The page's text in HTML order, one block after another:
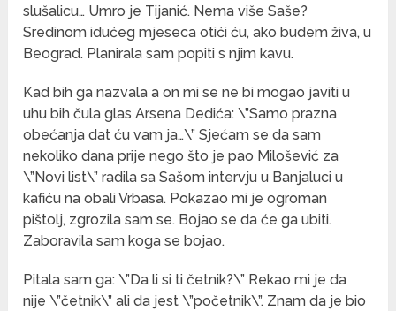
slušalicu… Umro je Tijanić. Nema više Saše?
Sredinom idućeg mjeseca otići ću, ako budem živa, u
Beograd. Planirala sam popiti s njim kavu.
Kad bih ga nazvala a on mi se ne bi mogao javiti u
uhu bih čula glas Arsena Dedića: \”Samo prazna
obećanja dat ću vam ja…\” Sjećam se da sam
nekoliko dana prije nego što je pao Milošević za
\”Novi list\” radila sa Sašom intervju u Banjaluci u
kafiću na obali Vrbasa. Pokazao mi je ogroman
pištolj, zgrozila sam se. Bojao se da će ga ubiti.
Zaboravila sam koga se bojao.
Pitala sam ga: \”Da li si ti četnik?\” Rekao mi je da
nije \”četnik\” ali da jest \”početnik\”. Znam da je bio